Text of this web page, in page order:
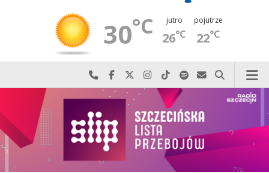
30°C jutro
26°C
pojutrze
22°C
Najlepiej po prostu do nas zadzwoń
Odwiedź nas na Facebook-u
Odwiedź nas na X
Odwiedź nas na Instagram-ie
Odwiedź nas na TikTok-u
Szukaj nas na Spotify
Wyślij do nas
Szukaj